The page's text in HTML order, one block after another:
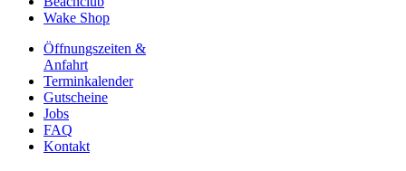
Wake Shop
Öffnungszeiten &
Anfahrt
Terminkalender
Gutscheine
Jobs
FAQ
Kontakt